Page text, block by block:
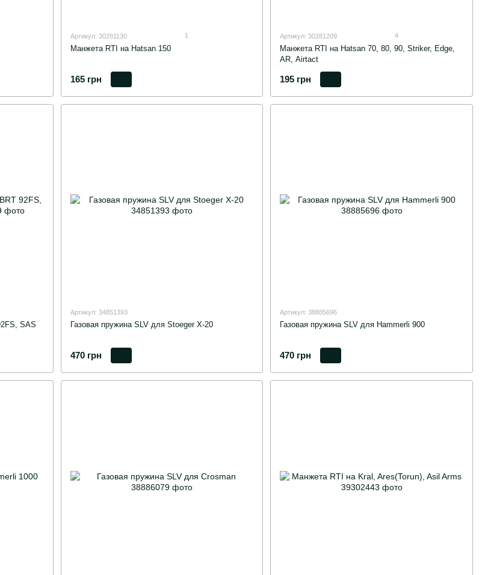
Артикул: 30281130 1
Манжета RTI на Hatsan 150
165 грн
Артикул: 30281209 4
Манжета RTI на Hatsan 70, 80, 90, Striker, Edge,
AR, Airtact
195 грн
SAS
Артикул: 34851393
Газовая пружина SLV для Stoeger X-20
470 грн
Артикул: 38885696
Газовая пружина SLV для Hammerli 900
470 грн